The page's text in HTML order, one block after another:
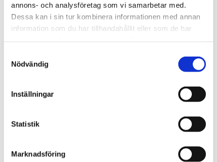
annons- och analysföretag som vi samarbetar med.
Dessa kan i sin tur kombinera informationen med annan
information som du har tillhandahållit eller som de har
Nödvändig
Inställningar
Statistik
Marknadsföring